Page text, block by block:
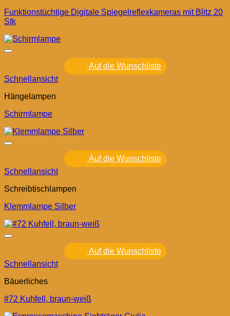
Funktionstüchtige Digitale Spiegelreflexkameras mit Blitz 20
Stk
Auf die Wunschliste
Schnellansicht
Hängelampen
Schirmlampe
Auf die Wunschliste
Schnellansicht
Schreibtischlampen
Klemmlampe Silber
Auf die Wunschliste
Schnellansicht
Bäuerliches
#72 Kuhfell, braun-weiß